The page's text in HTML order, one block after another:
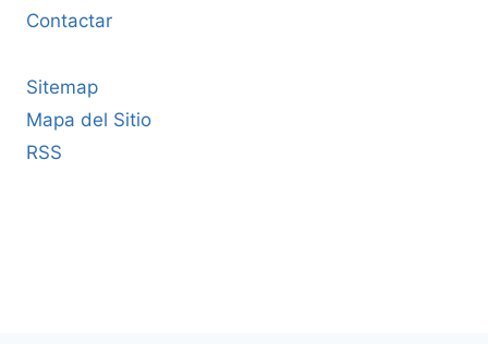
Contactar
Sitemap
Mapa del Sitio
RSS